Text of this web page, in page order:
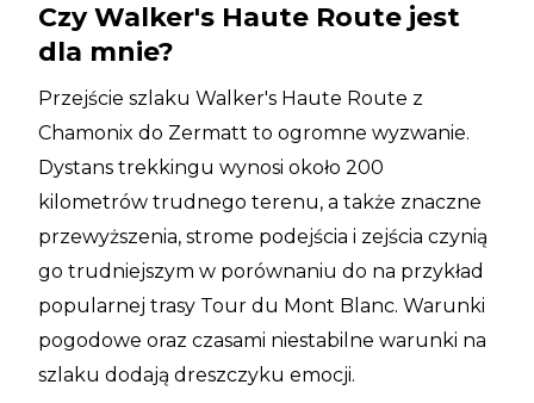
Czy Walker's Haute Route jest
dla mnie?
Przejście szlaku Walker's Haute Route z
Chamonix do Zermatt to ogromne wyzwanie.
Dystans trekkingu wynosi około 200
kilometrów trudnego terenu, a także znaczne
przewyższenia, strome podejścia i zejścia czynią
go trudniejszym w porównaniu do na przykład
popularnej trasy Tour du Mont Blanc. Warunki
pogodowe oraz czasami niestabilne warunki na
szlaku dodają dreszczyku emocji.